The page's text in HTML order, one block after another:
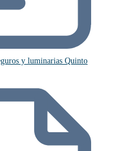
y luminarias Quinto